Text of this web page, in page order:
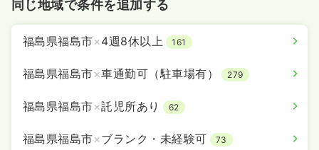
同じ地域で条件を追加する
福島県福島市×4週8休以上 161
福島県福島市×車通勤可（駐車場有） 279
福島県福島市×託児所あり 62
福島県福島市×ブランク・未経験可 73